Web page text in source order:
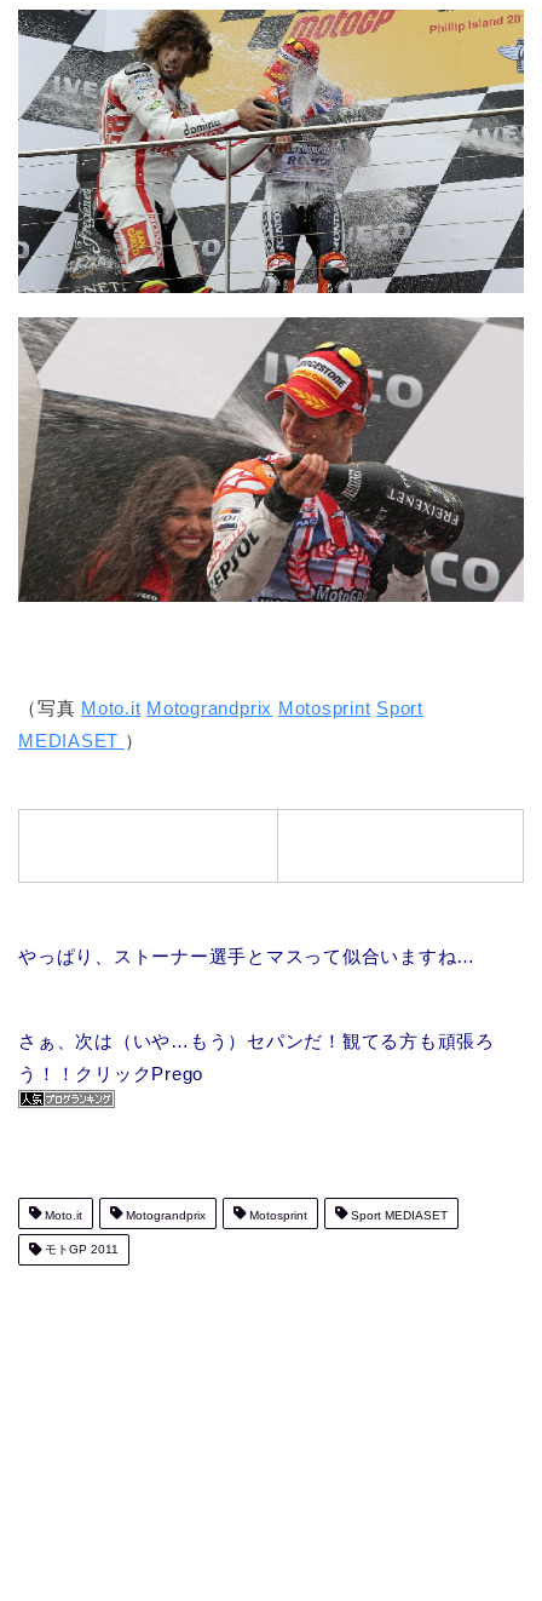
（写真 Moto.it Motograndprix Motosprint Sport
MEDIASET ）
やっぱり、ストーナー選手とマスって似合いますね…
さぁ、次は（いや…もう）セパンだ！観てる方も頑張ろ
う！！クリックPrego
Moto.it Motograndprix Motosprint Sport MEDIASET
モトGP 2011